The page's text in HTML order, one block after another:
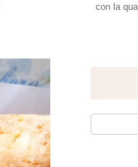
con la